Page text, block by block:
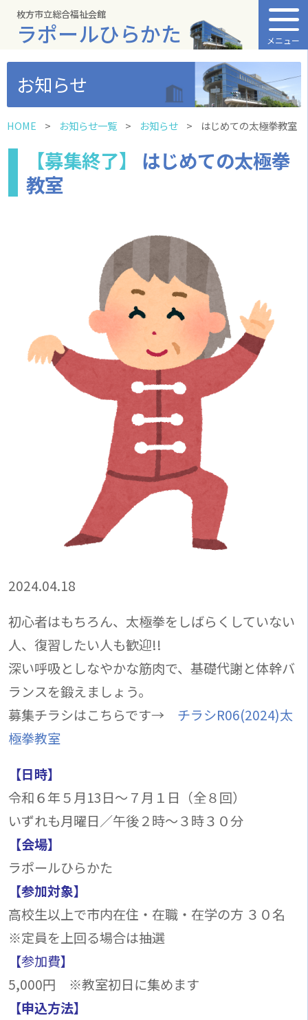
枚方市立総合福祉会館
ラポールひらかた メニュー
お知らせ
HOME お知らせ一覧 お知らせ はじめての太極拳教室
【募集終了】
はじめての太極拳
教室
2024.04.18
初心者はもちろん、太極拳をしばらくしていない
人、復習したい人も歓迎!!
深い呼吸としなやかな筋肉で、基礎代謝と体幹バ
ランスを鍛えましょう。
募集チラシはこちらです→ チラシR06(2024)太
極拳教室
【日時】
令和６年５月13日～７月１日（全８回）
いずれも月曜日／午後２時～３時３０分
【会場】
ラポールひらかた
【参加対象】
高校生以上で市内在住・在職・在学の方 ３０名
※定員を上回る場合は抽選
【参加費】
5,000円 ※教室初日に集めます
【申込方法】